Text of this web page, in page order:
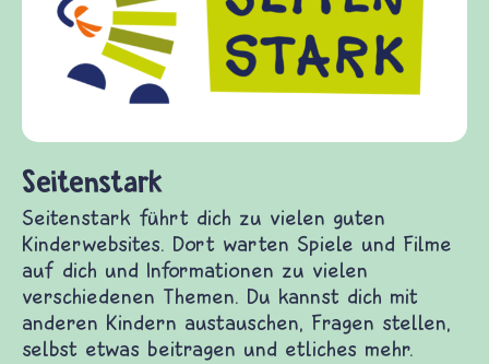
Fragen von Krieg und Frieden, Streit und
Gewalt informiert und einen Austausch zu
diesem Themenbereich ermöglicht. frieden-
fragen.de bietet Antworten auf wichtige
und Frieden, Streit und Gewalt.